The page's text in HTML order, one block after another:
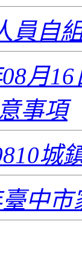
員自
月
事項
城
中市